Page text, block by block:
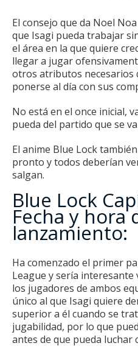
El consejo que da Noel
que Isagi pueda trabajar
el área en la que quiere
llegar a jugar
otros atributos necesarios
ponerse al día con sus
No está en el once inicial,
pueda del partido que se
El anime Blue Lock
pronto y todos deberían
salgan.
Blue Lock
Fecha y hora
lanzamiento:
Ha comenzado el primer
League y sería interesante
los jugadores de ambos
único al que Isagi quiere
superior a él cuando se
jugabilidad, por lo que
antes de que pueda luchar